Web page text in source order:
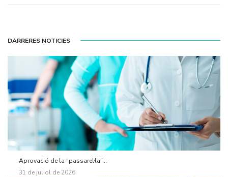
DARRERES NOTICIES
Aprovació de la “passarel·la”...
31 de juliol de 2026